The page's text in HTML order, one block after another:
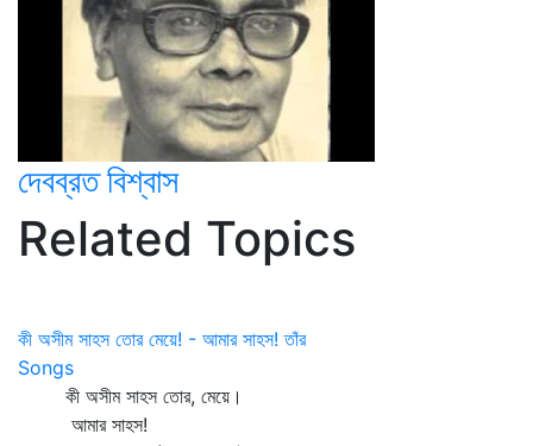
দেবব্রত বিশ্বাস
Related Topics
কী অসীম সাহস তোর মেয়ে! - আমার সাহস! তাঁর
Songs
কী অসীম সাহস তোর, মেয়ে।
আমার সাহস!